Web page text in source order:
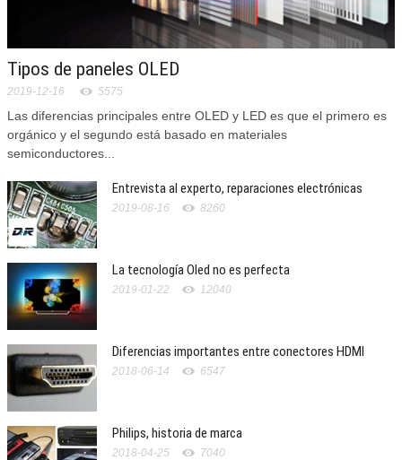
Tipos de paneles OLED
2019-12-16 5575
Las diferencias principales entre OLED y LED es que el primero es
orgánico y el segundo está basado en materiales
semiconductores...
Entrevista al experto, reparaciones electrónicas
2019-08-16 8260
La tecnología Oled no es perfecta
2019-01-22 12040
Diferencias importantes entre conectores HDMI
2018-06-14 6547
Philips, historia de marca
2018-04-25 7040